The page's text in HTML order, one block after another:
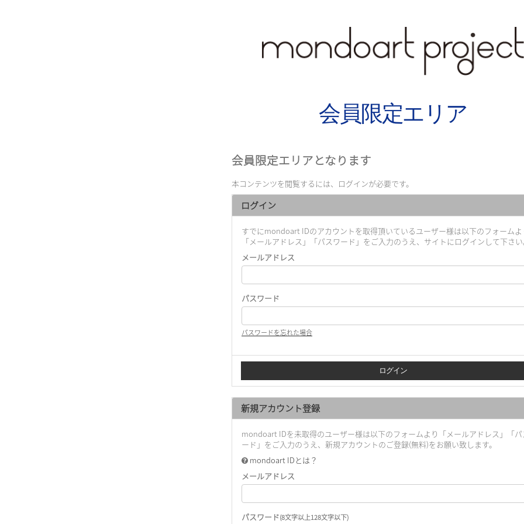
会員限定エリア
会員限定エリアとなります
本コンテンツを閲覧するには、ログインが必要です。
ログイン
すでにmondoart IDのアカウントを取得頂いているユーザー様は以下のフォーム
「メールアドレス」「パスワード」をご入力のうえ、サイトにログインして下さ
メールアドレス
パスワード
パスワードを忘れた場合
新規アカウント登録
mondoart IDを未取得のユーザー様は以下のフォームより「メールアドレス」「
ード」をご入力のうえ、新規アカウントのご登録(無料)をお願い致します。
mondoart IDとは？
メールアドレス
パスワード(8文字以上128文字以下)